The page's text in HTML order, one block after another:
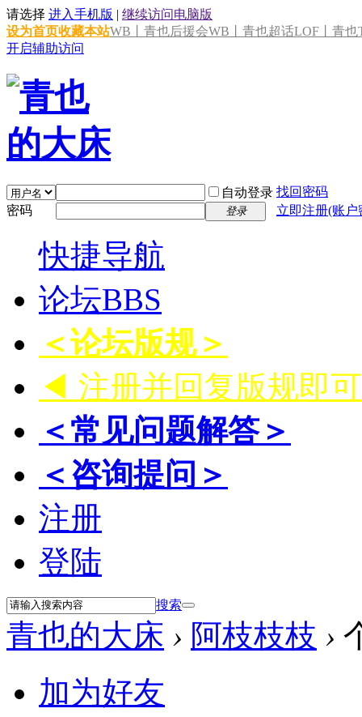
请选择 进入手机版 | 继续访问电脑版
设为首页收藏本站WB丨青也后援会WB丨青也超话LOF丨青也
开启辅助访问
自动登录 找回密码
密码
登录 立即注册(账
快捷导航
论坛BBS
＜论坛版规＞
◀ 注册并回复版规即
＜常见问题解答＞
＜咨询提问＞
注册
登陆
搜索
青也的大床 › 阿枝枝枝 ›
加为好友